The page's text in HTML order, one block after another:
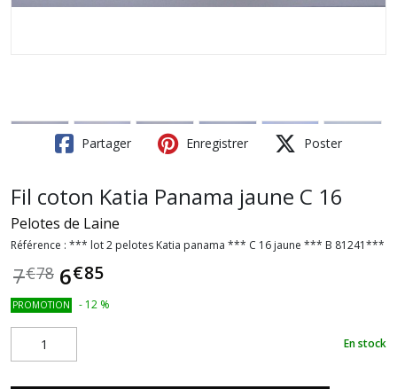
Partager Enregistrer Poster
Fil coton Katia Panama jaune C 16
Pelotes de Laine
Référence : *** lot 2 pelotes Katia panama *** C 16 jaune *** B 81241***
7€78 6€85
PROMOTION - 12 %
En stock